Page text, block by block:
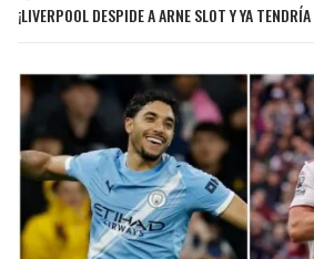
¡LIVERPOOL DESPIDE A ARNE SLOT Y YA